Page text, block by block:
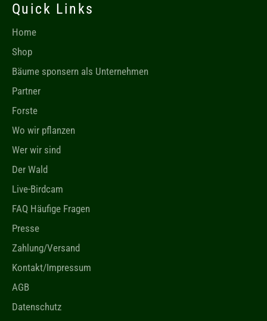
Quick Links
Home
Shop
Bäume sponsern als Unternehmen
Partner
Forste
Wo wir pflanzen
Wer wir sind
Der Wald
Live-Birdcam
FAQ Häufige Fragen
Presse
Zahlung/Versand
Kontakt/Impressum
AGB
Datenschutz